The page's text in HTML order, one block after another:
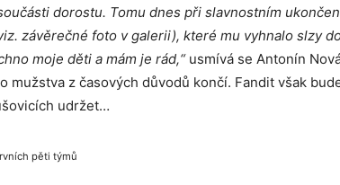
dorostu. Tomu dnes při slavnostním
závěrečné foto v galerii), které mu vyhnalo slzy
moje děti a mám je rád,“ usmívá se Antonín
mužstva z časových důvodů končí. Fandit však
udržet…
pěti týmů